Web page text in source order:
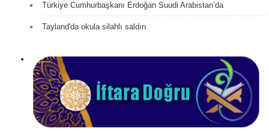
Türkiye Cumhurbaşkanı Erdoğan Suudi Arabistan’da
Tayland'da okula silahlı saldırı